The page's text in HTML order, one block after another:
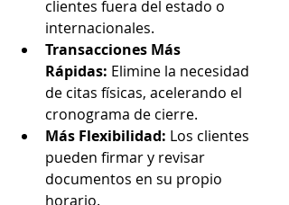
clientes fuera del estado o
internacionales.
Transacciones Más
Rápidas: Elimine la necesidad
de citas físicas, acelerando el
cronograma de cierre.
Más Flexibilidad: Los clientes
pueden firmar y revisar
documentos en su propio
horario.